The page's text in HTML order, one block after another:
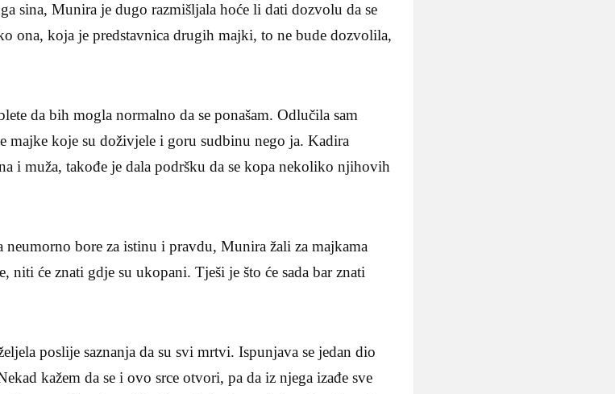
sina, Munira je dugo razmišljala hoće li dati dozvolu da se
ona, koja je predstavnica drugih majki, to ne bude dozvolila,
da bih mogla normalno da se ponašam. Odlučila sam
majke koje su doživjele i goru sudbinu nego ja. Kadira
i muža, takođe je dala podršku da se kopa nekoliko njihovih
neumorno bore za istinu i pravdu, Munira žali za majkama
niti će znati gdje su ukopani. Tješi je što će sada bar znati
poslije saznanja da su svi mrtvi. Ispunjava se jedan dio
kažem da se i ovo srce otvori, pa da iz njega izađe sve